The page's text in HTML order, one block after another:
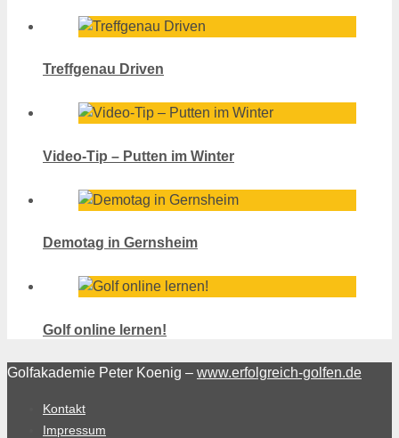
Treffgenau Driven
Video-Tip – Putten im Winter
Demotag in Gernsheim
Golf online lernen!
Golfakademie Peter Koenig – www.erfolgreich-golfen.de
Kontakt
Impressum